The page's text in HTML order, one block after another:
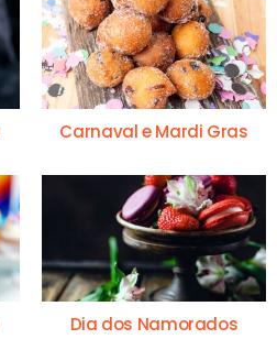
Carnaval e Mardi Gras
Dia dos Namorados